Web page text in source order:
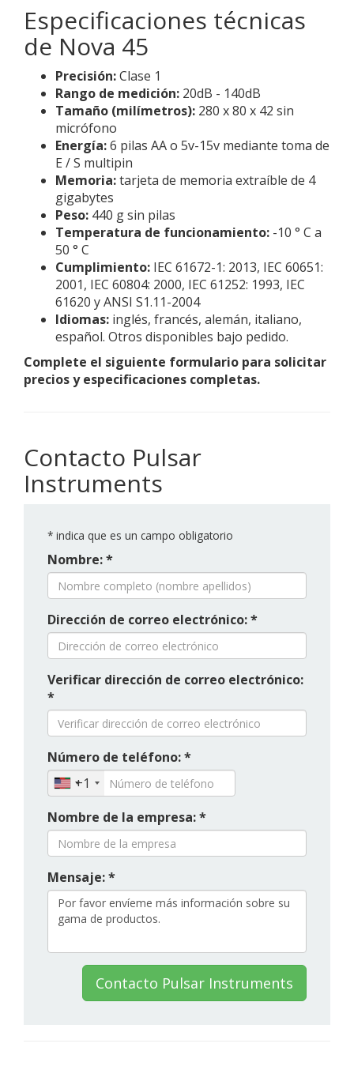
Especificaciones técnicas
de Nova 45
Precisión:Clase 1
Rango de medición: 20dB - 140dB
Tamaño (milímetros): 280 x 80 x 42 sin
micrófono
Energía:6 pilas AA o 5v-15v mediante toma de
E / S multipin
Memoria:tarjeta de memoria extraíble de 4
gigabytes
Peso: 440 g sin pilas
Temperatura de funcionamiento: -10 ° C a
50 ° C
Cumplimiento: IEC 61672-1: 2013, IEC 60651:
2001, IEC 60804: 2000, IEC 61252: 1993, IEC
61620 y ANSI S1.11-2004
Idiomas: inglés, francés, alemán, italiano,
español. Otros disponibles bajo pedido.
Complete el siguiente formulario para solicitar
precios y especificaciones completas.
Contacto Pulsar
Instruments
* indica que es un campo obligatorio
Nombre: *
Dirección de correo electrónico: *
Verificar dirección de correo electrónico:
*
Número de teléfono: *
+1
Nombre de la empresa: *
Mensaje: *
Contacto Pulsar Instruments